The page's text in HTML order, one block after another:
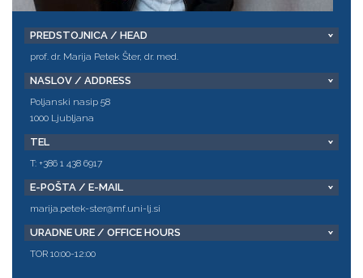
PREDSTOJNICA / HEAD
prof. dr. Marija Petek Šter, dr. med.
NASLOV / ADDRESS
Poljanski nasip 58
1000 Ljubljana
TEL
T: +386 1 438 6917
E-POŠTA / E-MAIL
marija.petek-ster@mf.uni-lj.si
URADNE URE / OFFICE HOURS
TOR 10:00-12:00